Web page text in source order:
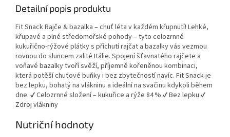
Detailní popis produktu
Fit Snack Rajče & bazalka – chuť léta v každém křupnutí! Lehké,
křupavé a plné středomořské pohody – tyto celozrnné
kukuřično-rýžové plátky s příchutí rajčat a bazalky vás vezmou
rovnou do sluncem zalité Itálie. Spojení šťavnatého rajčete a
voňavé bazalky tvoří svěží, příjemně kořeněnou kombinaci,
která potěší chuťové buňky i bez zbytečností navíc. Fit Snack je
bez lepku, bohatý na vlákninu a ideální na svačinu kdykoli během
dne. ✔ Celozrnné složení – kukuřice a rýže 84 % ✔ Bez lepku ✔
Zdroj vlákniny
Nutriční hodnoty